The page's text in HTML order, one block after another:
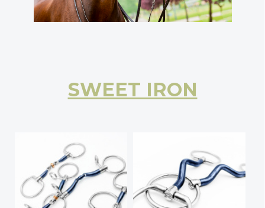
SWEET IRON